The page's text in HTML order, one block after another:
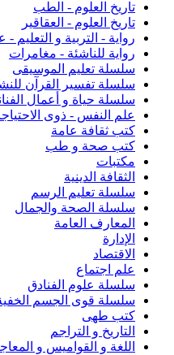
تاريخ العلوم - الطب
تاريخ العلوم - العقاقير
رواية - التربية و
رواية للناشئة - مغامرات
سلسلة تعليم الموسيقى
سلسلة تفسير القرآن
سلسلة حياة و أعمال
علم النفس - ذوى
كتب ثقافة عامة
كتب صحة و طب
مكتبات
الثقافة الدينية
سلسلة تعليم الرسم
سلسلة الصحة والجمال
المعارف العامة
الإدارة
الاقتصاد
علم اجتماع
سلسلة علوم الفنادق
سلسلة قوى الجسم
كتب طهى
التاريخ و التراجم
اللغة و القواميس و